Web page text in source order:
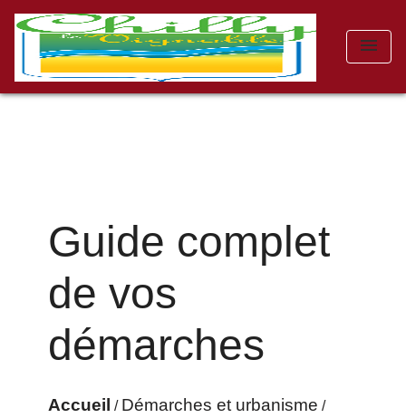
menu
Guide complet
de vos
démarches
Accueil / Démarches et urbanisme /